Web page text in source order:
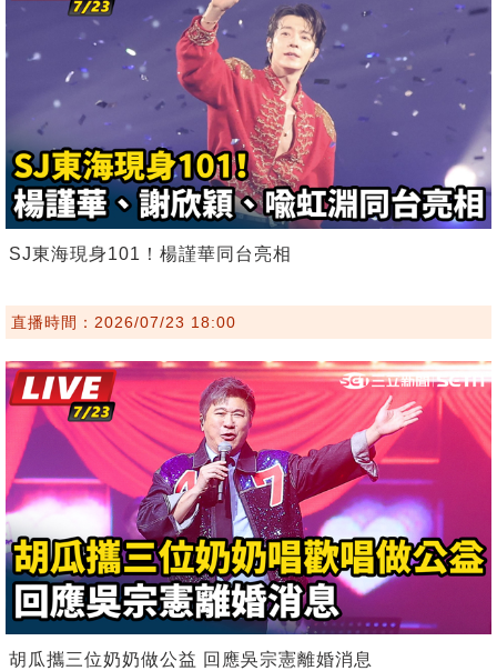
SJ東海現身101！楊謹華同台亮相
直播時間：2026/07/23 18:00
胡瓜攜三位奶奶做公益 回應吳宗憲離婚消息